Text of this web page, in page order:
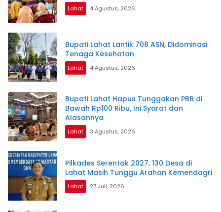
Lahat 4 Agustus, 2026
Bupati Lahat Lantik 708 ASN, Didominasi
Tenaga Kesehatan
Lahat 4 Agustus, 2026
Bupati Lahat Hapus Tunggakan PBB di
Bawah Rp100 Ribu, Ini Syarat dan
Alasannya
Lahat 3 Agustus, 2026
Pilkades Serentak 2027, 130 Desa di
Lahat Masih Tunggu Arahan Kemendagri
Lahat 27 Juli, 2026